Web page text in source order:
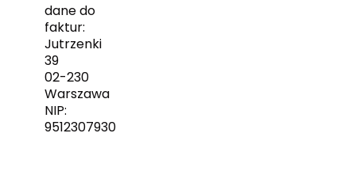
dane do
faktur:
Jutrzenki
39
02-230
Warszawa
NIP:
9512307930